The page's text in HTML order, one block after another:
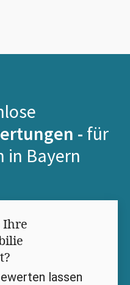
- für
in Bayern
Ihre
lassen